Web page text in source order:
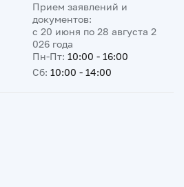
Прием заявлений и
документов:
с 20 июня по 28 августа 2
026 года
Пн-Пт: 10:00 - 16:00
Сб: 10:00 - 14:00